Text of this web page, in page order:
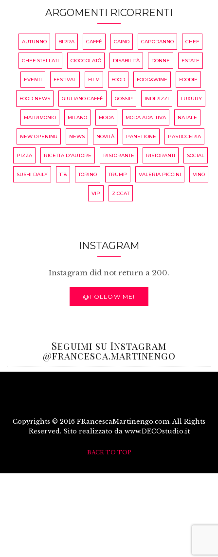
ARGOMENTI RICORRENTI
AUTUNNO BIRRA CAFFÈ CAINO CAPODANNO CHEF
CHEF STELLATI CIOCCOLATÒ DISABILITÀ DONNE ESTATE
EVENTI FESTIVAL FILM FOOD FOOD&WINE FOODIE
FOOD NEWS GIULIANO CAFFÈ GOSSIP INDIRIZZI LUXURY
MATRIMONIO MILANO MODA MODA ADATTIVA NATALE
NEW OPENING NEWS NOVITÀ PANETTONE PASTICCERIA
PIZZA RICETTA D'AUTORE RISTORANTE RISTORANTI SOCIAL
SUSHI DAILY T18 TORINO TRUMP VALERIA PICCINI VINO
VIP ZICCAT
INSTAGRAM
Instagram did not return a 200.
@FOLLOW ME!
Seguimi su Instagram
@francesca.martinengo
Copyrights © 2016 FRancescaMartinengo.com. All Rights
Reserved. Sito realizzato da www.DECOstudio.it
BACK TO TOP